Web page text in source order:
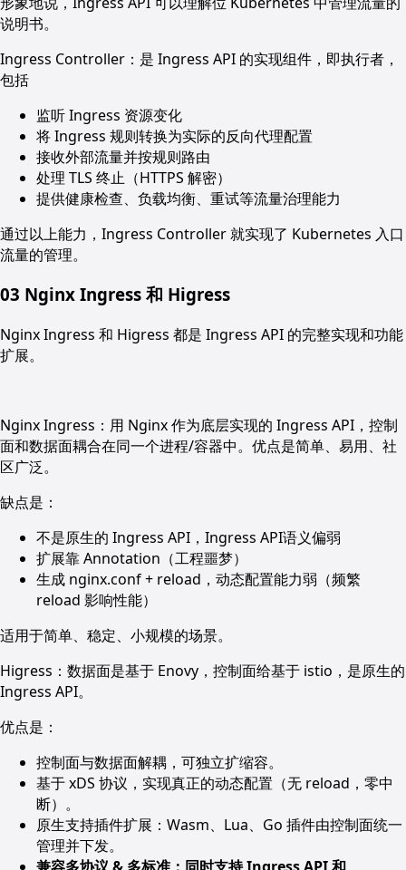
说明书。
Ingress Controller：是 Ingress API 的实现组件，即执行者，
包括
监听 Ingress 资源变化
将 Ingress 规则转换为实际的反向代理配置
接收外部流量并按规则路由
处理 TLS 终止（HTTPS 解密）
提供健康检查、负载均衡、重试等流量治理能力
通过以上能力， Ingress Controller 就实现了 Kubernetes 入口
流量的管理。
03 Nginx Ingress 和 Higress
Nginx Ingress 和 Higress 都是 Ingress API 的完整实现和功能
扩展。
Nginx Ingress：用 Nginx 作为底层实现的 Ingress API，控制
面和数据面耦合在同一个进程/容器中。优点是简单、易用、社
区广泛。
缺点是：
不是原生的 Ingress API，Ingress API语义偏弱
扩展靠 Annotation（工程噩梦）
生成 nginx.conf + reload，动态配置能力弱（频繁
reload 影响性能）
适用于简单、稳定、小规模的场景。
Higress：数据面是基于 Enovy，控制面给基于 istio，是原生的
Ingress API。
优点是：
控制面与数据面解耦，可独立扩缩容。
基于 xDS 协议，实现真正的动态配置（无 reload，零中
断）。
原生支持插件扩展 ：Wasm、Lua、Go 插件由控制面统一
管理并下发。